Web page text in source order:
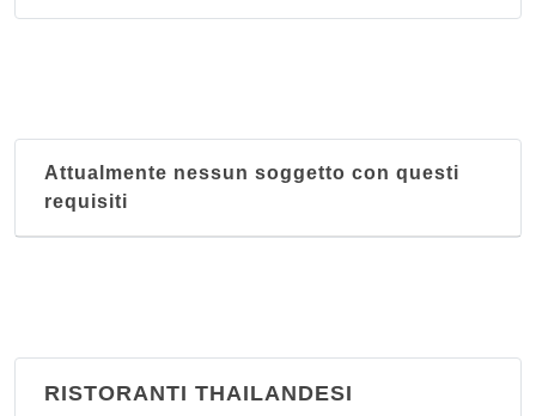
Attualmente nessun soggetto con questi
requisiti
RISTORANTI THAILANDESI